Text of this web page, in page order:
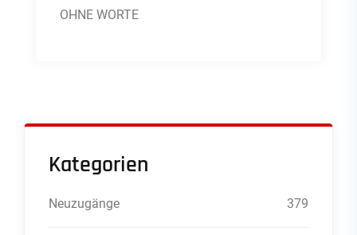
OHNE WORTE
Kategorien
Neuzugänge 379